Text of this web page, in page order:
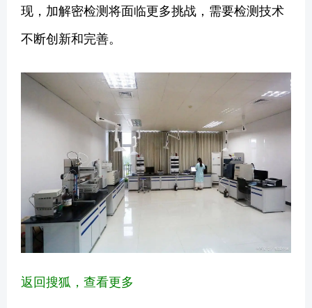
现，加解密检测将面临更多挑战，需要检测技术
不断创新和完善。
返回搜狐，查看更多